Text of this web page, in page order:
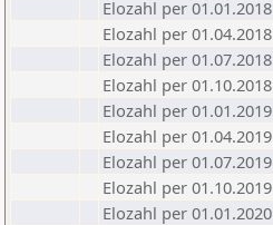
Elozahl per 01.01.2018
Elozahl per 01.04.2018
Elozahl per 01.07.2018
Elozahl per 01.10.2018
Elozahl per 01.01.2019
Elozahl per 01.04.2019
Elozahl per 01.07.2019
Elozahl per 01.10.2019
Elozahl per 01.01.2020